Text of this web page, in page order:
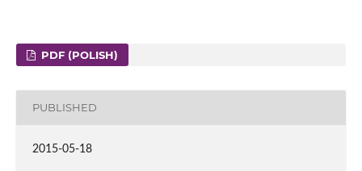
PDF (POLISH)
PUBLISHED
2015-05-18